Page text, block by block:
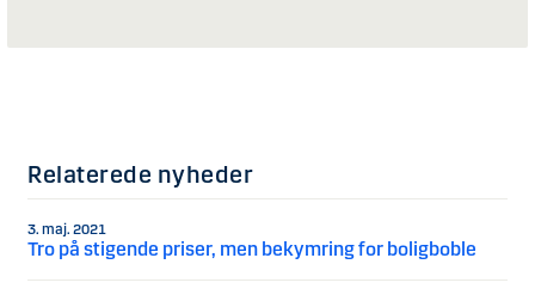
Relaterede nyheder
3. maj. 2021
Tro på stigende priser, men bekymring for boligboble